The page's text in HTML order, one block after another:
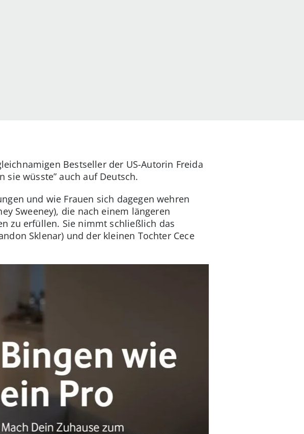
Bestseller der US-Autorin Freida
sie wüsste” auch auf Deutsch.
und wie Frauen sich dagegen wehren
Sweeney), die nach einem längeren
zu erfüllen. Sie nimmt schließlich das
Sklenar) und der kleinen Tochter Cece